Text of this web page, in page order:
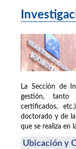
La Sección de
gestión, tanto
certificados,
doctorado y de
que se realiza en
Ubicación y